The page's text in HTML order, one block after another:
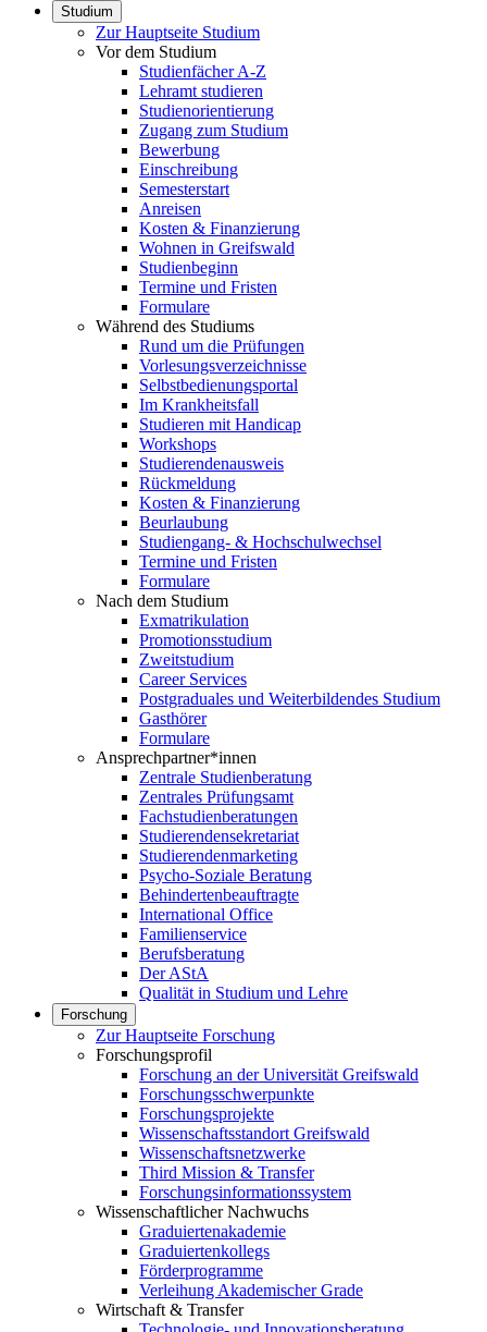
Studium
Zur Hauptseite Studium
Vor dem Studium
Studienfächer A-Z
Lehramt studieren
Studienorientierung
Zugang zum Studium
Bewerbung
Einschreibung
Semesterstart
Anreisen
Kosten & Finanzierung
Wohnen in Greifswald
Studienbeginn
Termine und Fristen
Formulare
Während des Studiums
Rund um die Prüfungen
Vorlesungsverzeichnisse
Selbstbedienungsportal
Im Krankheitsfall
Studieren mit Handicap
Workshops
Studierendenausweis
Rückmeldung
Kosten & Finanzierung
Beurlaubung
Studiengang- & Hochschulwechsel
Termine und Fristen
Formulare
Nach dem Studium
Exmatrikulation
Promotionsstudium
Zweitstudium
Career Services
Postgraduales und Weiterbildendes Studium
Gasthörer
Formulare
Ansprechpartner*innen
Zentrale Studienberatung
Zentrales Prüfungsamt
Fachstudienberatungen
Studierendensekretariat
Studierendenmarketing
Psycho-Soziale Beratung
Behindertenbeauftragte
International Office
Familienservice
Berufsberatung
Der AStA
Qualität in Studium und Lehre
Forschung
Zur Hauptseite Forschung
Forschungsprofil
Forschung an der Universität Greifswald
Forschungsschwerpunkte
Forschungsprojekte
Wissenschaftsstandort Greifswald
Wissenschaftsnetzwerke
Third Mission & Transfer
Forschungsinformationssystem
Wissenschaftlicher Nachwuchs
Graduiertenakademie
Graduiertenkollegs
Förderprogramme
Verleihung Akademischer Grade
Wirtschaft & Transfer